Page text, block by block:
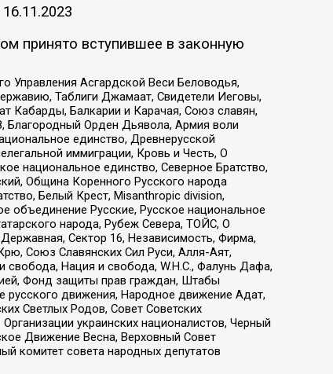
16.11.2023
принято вступившее в законную
Управления Асгардской Веси Беловодья,
Таблиги Джамаат, Свидетели Иеговы,
Кабарды, Балкарии и Карачая, Союз славян,
Благородный Орден Дьявола, Армия воли
единство, Древнерусской
иммиграции, Кровь и Честь, О
национальное единство, Северное Братство,
Община Коренного Русского народа
Белый Крест, Misanthropic division,
объединение Русские, Русское национальное
народа, Рубеж Севера, ТОЙС, О
Сектор 16, Независимость, Фирма,
Союз Славянских Сил Руси, Алля-Аят,
свобода, Нация и свобода, W.H.С., Фалунь Дафа,
Фонд защиты прав граждан, Штабы
русского движения, Народное движение Адат,
Светлых Родов, Совет Советских
украинских националистов, Черный
Движение Весна, Верховный Совет
комитет совета народных депутатов